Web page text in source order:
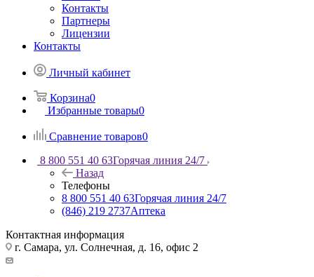
Контакты
Партнеры
Лицензии
Контакты
Личный кабинет
Корзина0
Избранные товары0
Сравнение товаров0
8 800 551 40 63Горячая линия 24/7
Назад
Телефоны
8 800 551 40 63Горячая линия 24/7
(846) 219 2737Аптека
Контактная информация
г. Самара, ул. Солнечная, д. 16, офис 2